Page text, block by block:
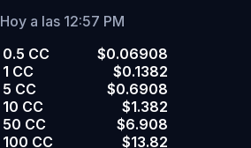
Hoy a las 12:57 PM
0.5 CC
$0.06908
1 CC
$0.1382
5 CC
$0.6908
10 CC
$1.382
50 CC
$6.908
100 CC
$13.82